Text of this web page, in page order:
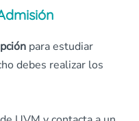
para estudiar
debes realizar los